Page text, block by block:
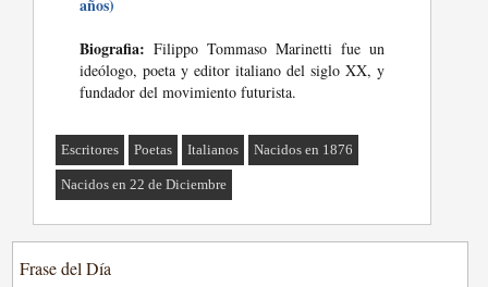
años)
Biografia: Filippo Tommaso Marinetti fue un
ideólogo, poeta y editor italiano del siglo XX, y
fundador del movimiento futurista.
Escritores Poetas Italianos Nacidos en 1876
Nacidos en 22 de Diciembre
Frase del Día